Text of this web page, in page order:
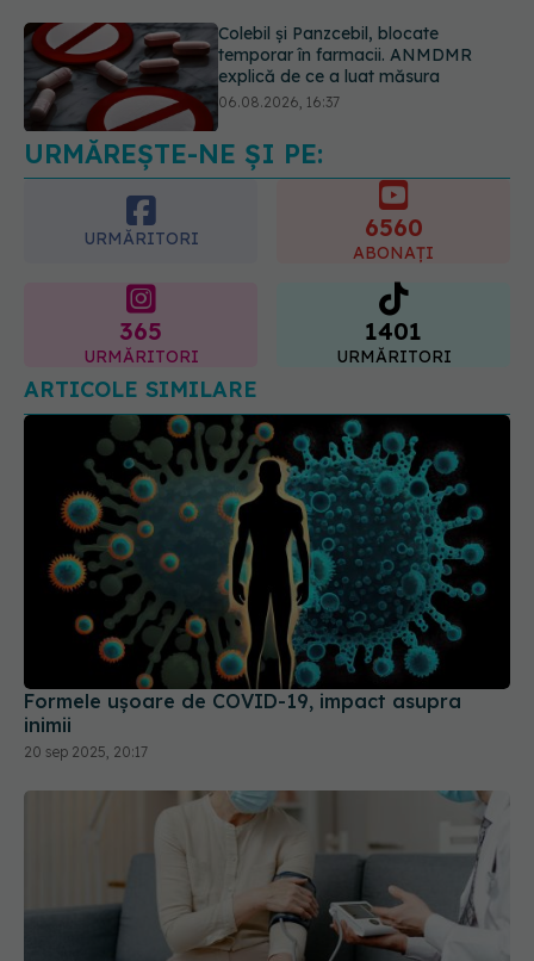
Alertă în Europa după un nou caz
de hantavirus Anzi, singura tulpină
care se transmite de la om la om
06.08.2026, 20:06
URMĂREȘTE-NE ȘI PE:
URMĂRITORI 6560
ABONAȚI
365
URMĂRITORI
1401
URMĂRITORI
ARTICOLE SIMILARE
Formele ușoare de COVID-19, impact asupra
inimii
20 sep 2025, 20:17